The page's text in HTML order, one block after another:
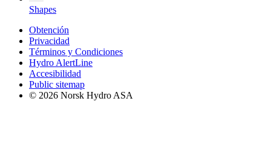
Shapes
Obtención
Privacidad
Términos y Condiciones
Hydro AlertLine
Accesibilidad
Public sitemap
© 2026 Norsk Hydro ASA